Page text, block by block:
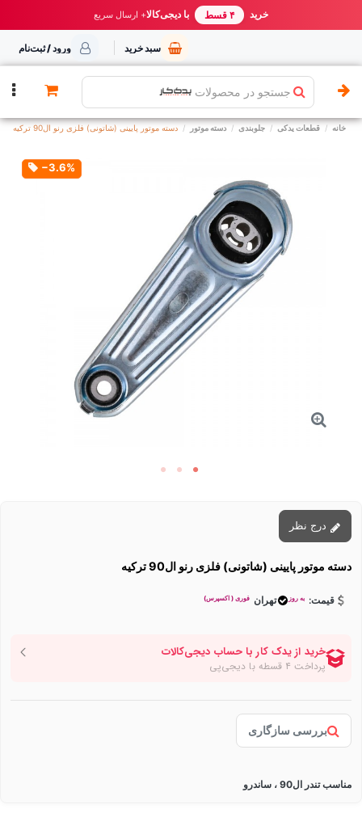
خرید مطمئن از یدک کار بهترین قیمت ایران خرید ۴ قسط با دیجی‌کالا+ ارسال سریع
سبد خرید ورود / ثبت‌نام
جستجو در محصولات
خانه قطعات یدکی جلوبندی دسته موتور دسته موتور پایینی (شاتونی) فلزی رنو ال90 ترکیه
‎−3.6%
دسته موتور پایینی (شاتونی) فلزی رنو ال90 ترکیه
قیمت: به روز تهران فوری ( اکسپرس)
بررسی سازگاری
مناسب تندر ال90 ، ساندرو